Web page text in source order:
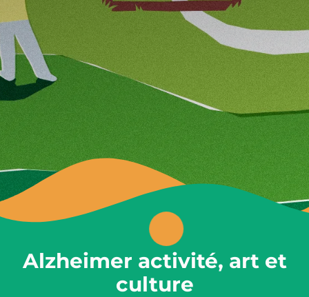
Alzheimer activité, art et
culture